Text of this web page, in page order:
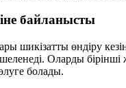
байланысты
шикізатты өндіру
Оларды бірінші
болады.